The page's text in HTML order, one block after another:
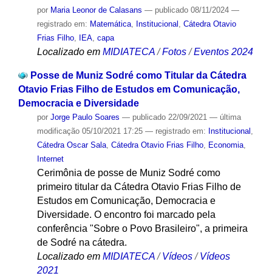
por Maria Leonor de Calasans — publicado08/11/2024 —
registrado em: Matemática, Institucional
Cátedra Otavio
Frias Filho, IEA, capa
Localizado em MIDIATECA /Fotos /Eventos 2024
Posse de Muniz Sodré como Titular da Cátedra
Otavio Frias Filho de Estudos em Comunicação,
Democracia e Diversidade
por Jorge Paulo Soares — publicado22/09/2021 — última
modificação05/10/2021 17:25 — registrado em: Institucional
Cátedra Oscar Sala, Cátedra Otavio Frias Filho, Economia,
Internet
Cerimônia de posse de Muniz Sodré como
primeiro titular da Cátedra Otavio Frias Filho de
Estudos em Comunicação, Democracia e
Diversidade. O encontro foi marcado pela
conferência "Sobre o Povo Brasileiro", a primeira
de Sodré na cátedra.
Localizado em MIDIATECA /Vídeos /Vídeos
2021